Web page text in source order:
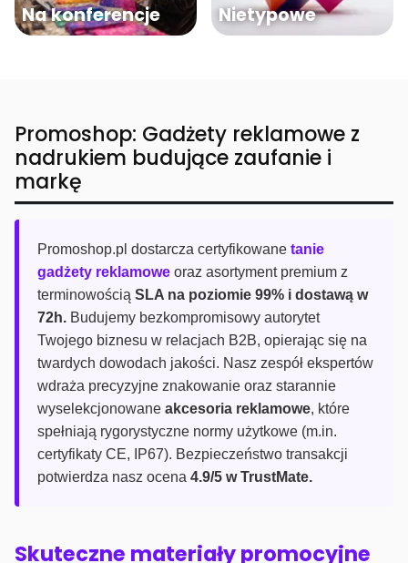
Na konferencje Nietypowe
Promoshop: Gadżety reklamowe z
nadrukiem budujące zaufanie i
markę
Promoshop.pl dostarcza certyfikowane tanie
gadżety reklamowe oraz asortyment premium z
terminowością SLA na poziomie 99% i dostawą w
72h. Budujemy bezkompromisowy autorytet
Twojego biznesu w relacjach B2B, opierając się na
twardych dowodach jakości. Nasz zespół ekspertów
wdraża precyzyjne znakowanie oraz starannie
wyselekcjonowane akcesoria reklamowe, które
spełniają rygorystyczne normy użytkowe (m.in.
certyfikaty CE, IP67). Bezpieczeństwo transakcji
potwierdza nasz ocena 4.9/5 w TrustMate.
Skuteczne materiały promocyjne